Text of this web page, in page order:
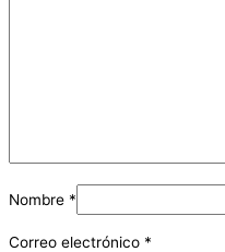
Nombre *
Correo electrónico *